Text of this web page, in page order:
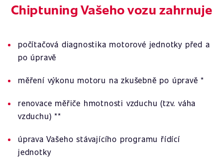
Chiptuning Vašeho vozu zahrnuje
počítačová diagnostika motorové jednotky před a
po úpravě
měření výkonu motoru na zkušebně po úpravě *
renovace měřiče hmotnosti vzduchu (tzv. váha
vzduchu) **
úprava Vašeho stávajícího programu řídící
jednotky